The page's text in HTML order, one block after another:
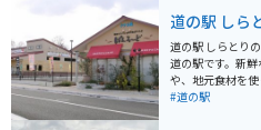
味わえるレストランがありま
広々とした駐車
は、信貴生駒ス
きるワインディ
点としても最適です。 道の駅 大和路へぐり周辺
道の駅 しら
道の駅 しらとり
道の駅です。新
や、地元食材を
です。 特に、地元産のぶどうやイチゴ、梨を使ったスイ
#道の駅